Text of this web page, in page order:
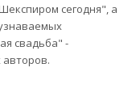
сегодня", а
свадьба" -
авторов.